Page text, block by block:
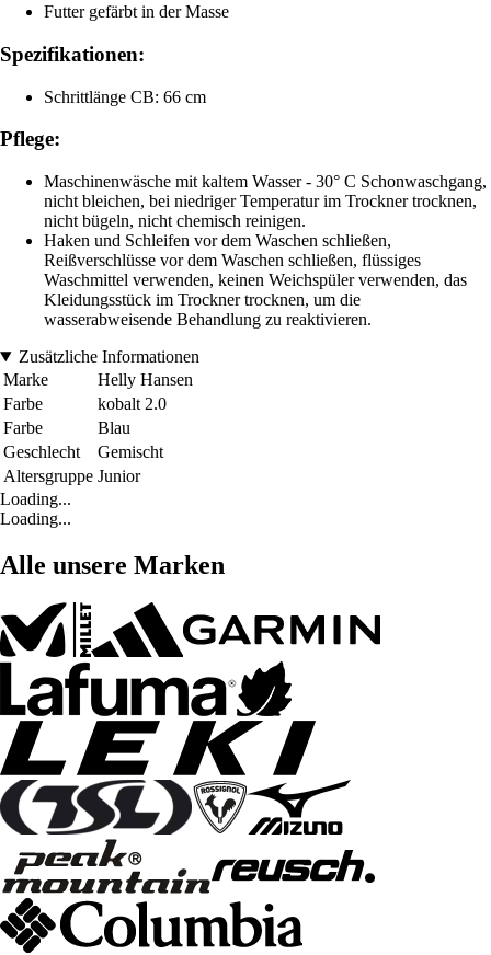
Futter gefärbt in der Masse
Spezifikationen:
Schrittlänge CB: 66 cm
Pflege:
Maschinenwäsche mit kaltem Wasser - 30° C Schonwaschgang,
nicht bleichen, bei niedriger Temperatur im Trockner trocknen,
nicht bügeln, nicht chemisch reinigen.
Haken und Schleifen vor dem Waschen schließen,
Reißverschlüsse vor dem Waschen schließen, flüssiges
Waschmittel verwenden, keinen Weichspüler verwenden, das
Kleidungsstück im Trockner trocknen, um die
wasserabweisende Behandlung zu reaktivieren.
Zusätzliche Informationen
Marke
Helly Hansen
Farbe
kobalt 2.0
Farbe
Blau
Geschlecht
Gemischt
Altersgruppe Junior
Loading...
Loading...
Alle unsere Marken